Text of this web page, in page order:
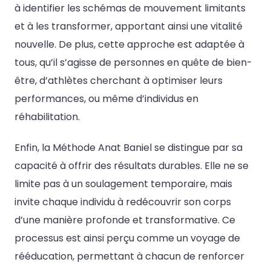
à identifier les schémas de mouvement limitants
et à les transformer, apportant ainsi une vitalité
nouvelle. De plus, cette approche est adaptée à
tous, qu’il s’agisse de personnes en quête de bien-
être, d’athlètes cherchant à optimiser leurs
performances, ou même d’individus en
réhabilitation.
Enfin, la Méthode Anat Baniel se distingue par sa
capacité à offrir des résultats durables. Elle ne se
limite pas à un soulagement temporaire, mais
invite chaque individu à redécouvrir son corps
d’une manière profonde et transformative. Ce
processus est ainsi perçu comme un voyage de
rééducation, permettant à chacun de renforcer